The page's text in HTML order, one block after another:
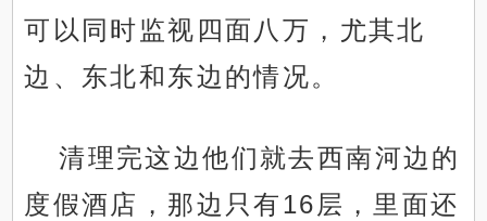
可以同时监视四面八万，尤其北
边、东北和东边的情况。
清理完这边他们就去西南河边的
度假酒店，那边只有16层，里面还